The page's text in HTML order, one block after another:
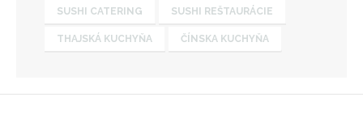
SUSHI CATERING SUSHI REŠTAURÁCIE
THAJSKÁ KUCHYŇA ČÍNSKA KUCHYŇA